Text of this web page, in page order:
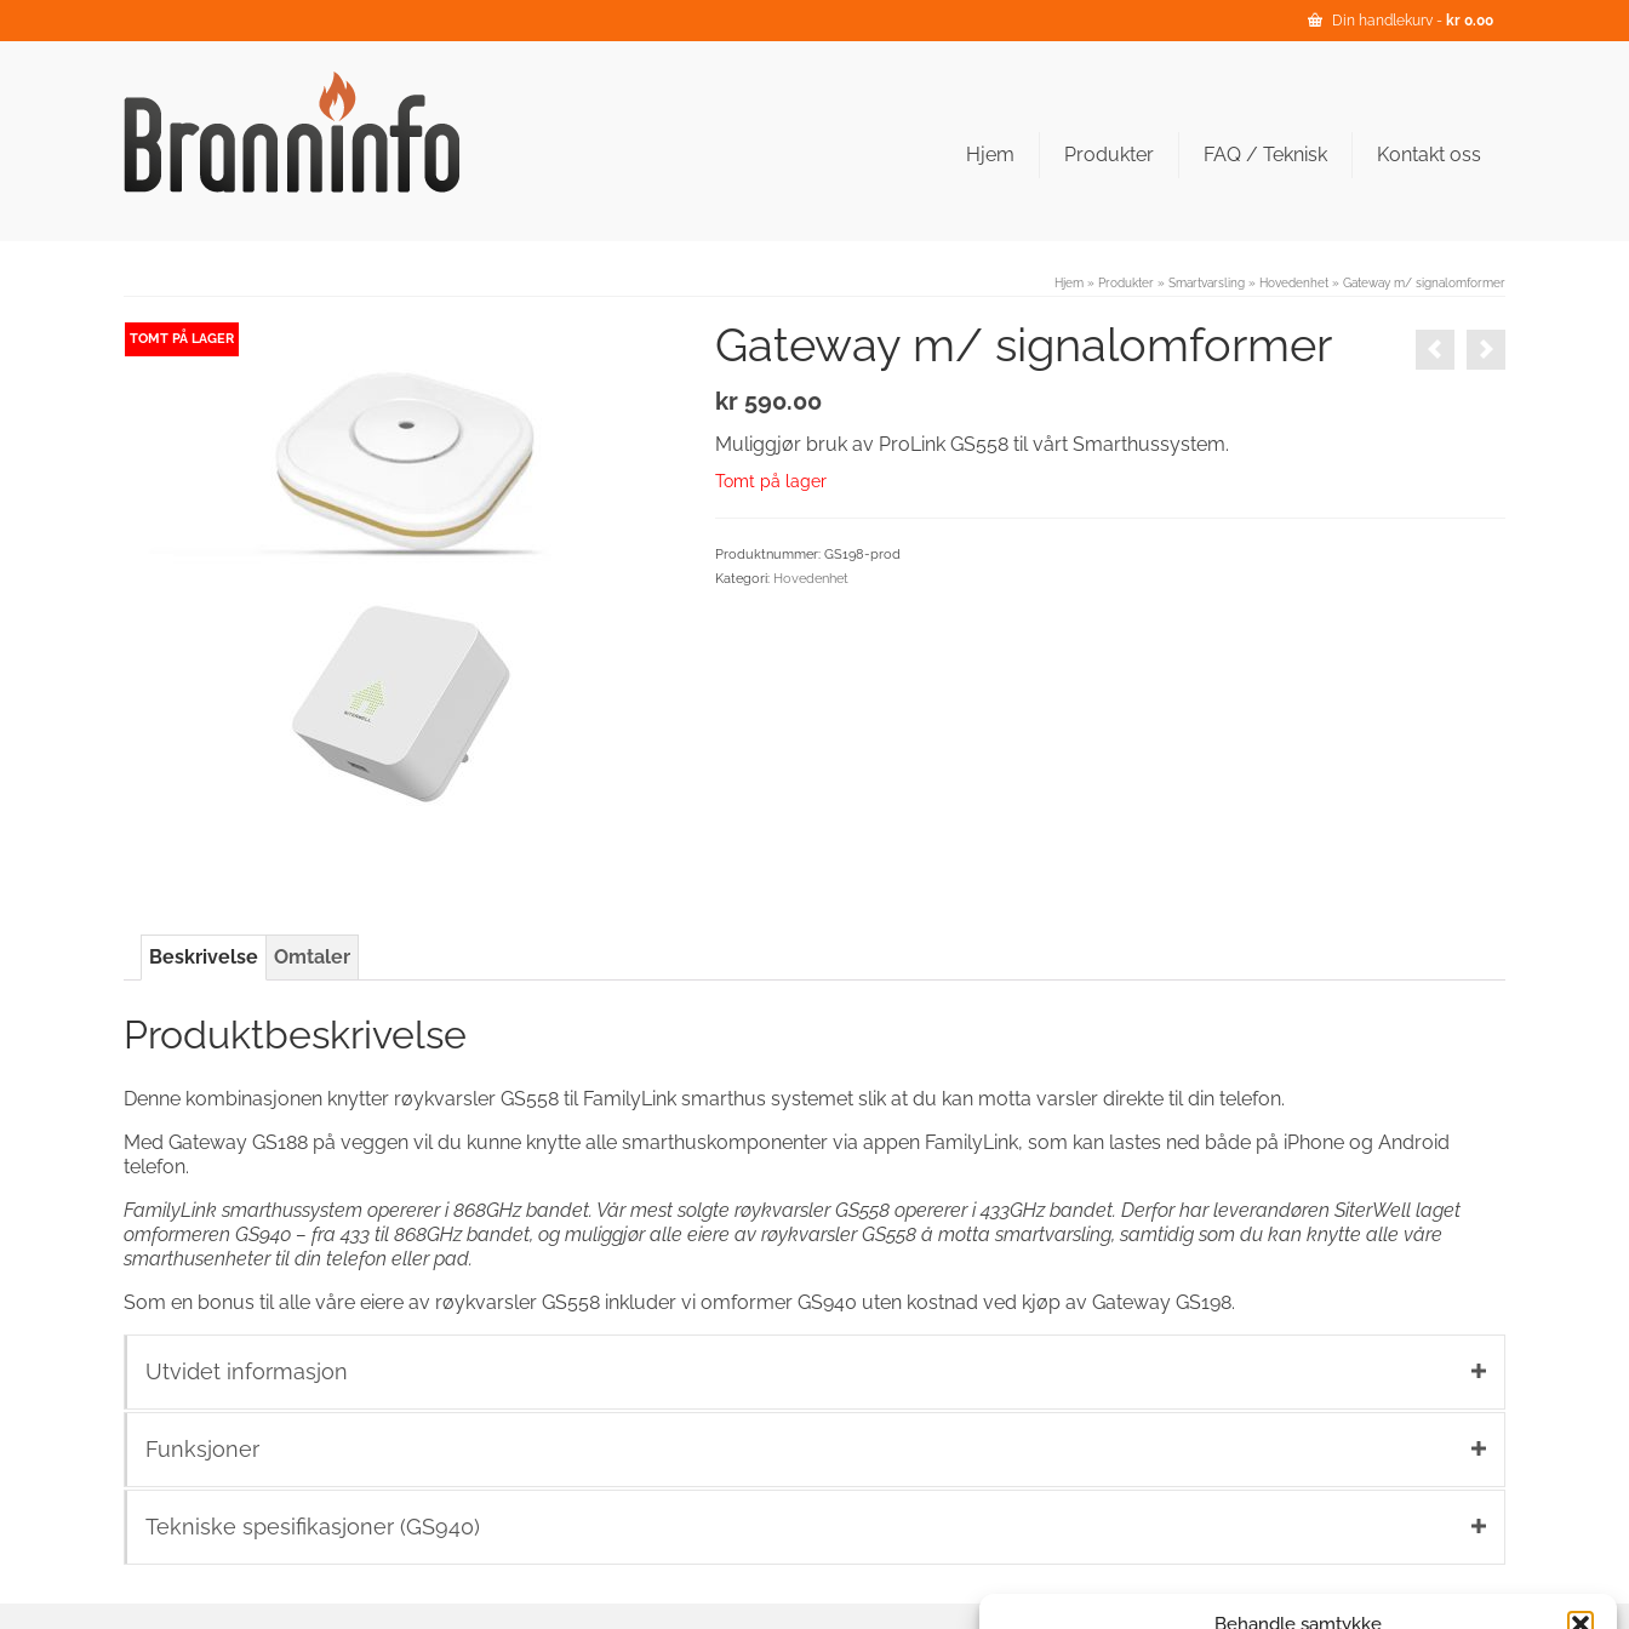
Behandle samtykke
Din handlekurv - kr 0.00
Hjem Produkter FAQ / Teknisk Kontakt oss
Hjem » Produkter » Smartvarsling » Hovedenhet » Gateway m/ signalomformer
TOMT PÅ LAGER Gateway m/ signalomformer
kr590.00
Muliggjør bruk av ProLink GS558 til vårt Smarthussystem.
Tomt på lager
Produktnummer: GS198-prod
Kategori: Hovedenhet
Beskrivelse Omtaler
Produktbeskrivelse
Denne kombinasjonen knytter røykvarsler GS558 til FamilyLink smarthus systemet slik at du kan motta varsler direkte til din telefon.
Med Gateway GS188 på veggen vil du kunne knytte alle smarthuskomponenter via appen FamilyLink, som kan lastes ned både på iPhone og Android
telefon.
FamilyLink smarthussystem opererer i 868GHz bandet. Vår mest solgte røykvarsler GS558 opererer i 433GHz bandet. Derfor har leverandøren SiterWell laget
omformeren GS940 – fra 433 til 868GHz bandet, og muliggjør alle eiere av røykvarsler GS558 å motta smartvarsling, samtidig som du kan knytte alle våre
smarthusenheter til din telefon eller pad.
Som en bonus til alle våre eiere av røykvarsler GS558 inkluder vi omformer GS940 uten kostnad ved kjøp av Gateway GS198.
Utvidet informasjon
Funksjoner
Tekniske spesifikasjoner (GS940)